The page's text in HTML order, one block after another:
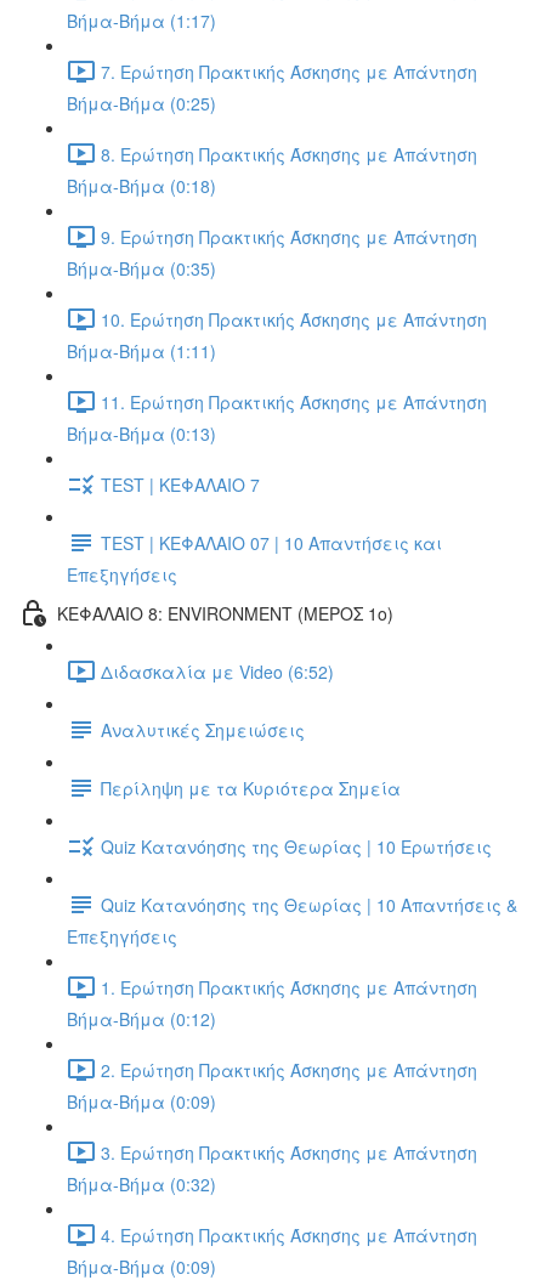
Βήμα-Βήμα (1:17)
7. Ερώτηση Πρακτικής Άσκησης με Απάντηση
Βήμα-Βήμα (0:25)
8. Ερώτηση Πρακτικής Άσκησης με Απάντηση
Βήμα-Βήμα (0:18)
9. Ερώτηση Πρακτικής Άσκησης με Απάντηση
Βήμα-Βήμα (0:35)
10. Ερώτηση Πρακτικής Άσκησης με Απάντηση
Βήμα-Βήμα (1:11)
11. Ερώτηση Πρακτικής Άσκησης με Απάντηση
Βήμα-Βήμα (0:13)
TEST | ΚΕΦΑΛΑΙΟ 7
TEST | ΚΕΦΑΛΑΙΟ 07 | 10 Απαντήσεις και
Επεξηγήσεις
ΚΕΦΑΛΑΙΟ 8: ENVIRONMENT (ΜΕΡΟΣ 1o)
Διδασκαλία με Video (6:52)
Αναλυτικές Σημειώσεις
Περίληψη με τα Κυριότερα Σημεία
Quiz Κατανόησης της Θεωρίας | 10 Ερωτήσεις
Quiz Κατανόησης της Θεωρίας | 10 Απαντήσεις &
Επεξηγήσεις
1. Ερώτηση Πρακτικής Άσκησης με Απάντηση
Βήμα-Βήμα (0:12)
2. Ερώτηση Πρακτικής Άσκησης με Απάντηση
Βήμα-Βήμα (0:09)
3. Ερώτηση Πρακτικής Άσκησης με Απάντηση
Βήμα-Βήμα (0:32)
4. Ερώτηση Πρακτικής Άσκησης με Απάντηση
Βήμα-Βήμα (0:09)